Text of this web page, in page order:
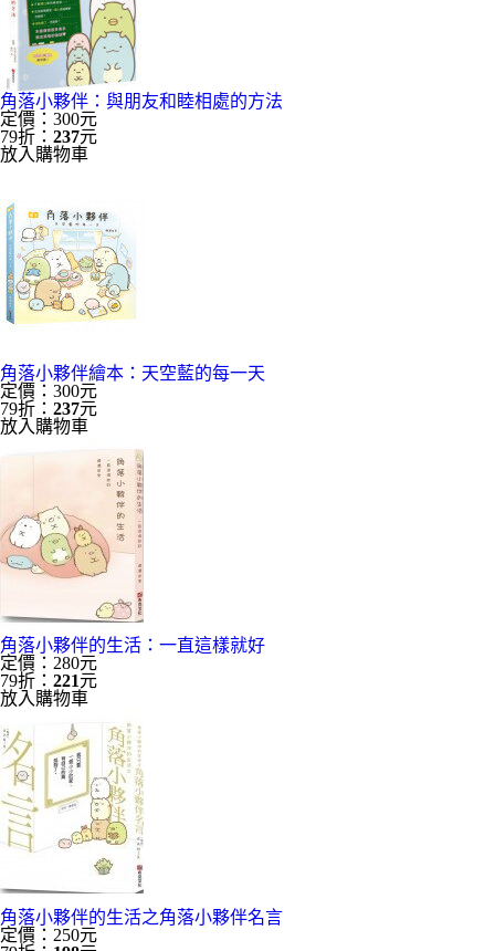
角落小夥伴：與朋友和睦相處的方法
定價：300元
79折： 237元
放入購物車
角落小夥伴繪本：天空藍的每一天
定價：300元
79折： 237元
放入購物車
角落小夥伴的生活：一直這樣就好
定價：280元
79折： 221元
放入購物車
角落小夥伴的生活之角落小夥伴名言
定價：250元